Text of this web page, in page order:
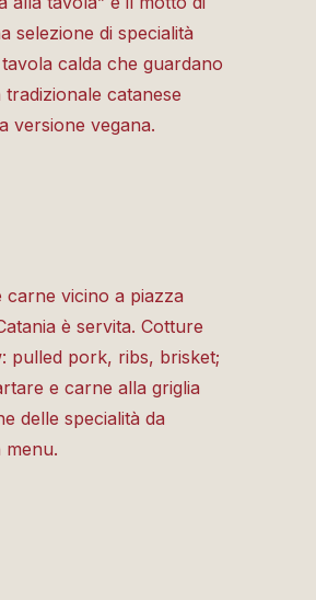
selezione di specialità
calda che guardano
catanese
versione vegana.
carne vicino a piazza
è servita. Cotture
pulled pork, ribs, brisket;
e carne alla griglia
delle specialità da